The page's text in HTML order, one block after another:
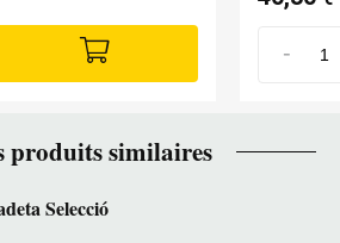
-
produits similaires
Selecció